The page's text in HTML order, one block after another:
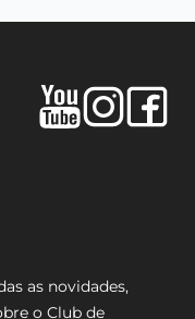
as novidades,
o Club de